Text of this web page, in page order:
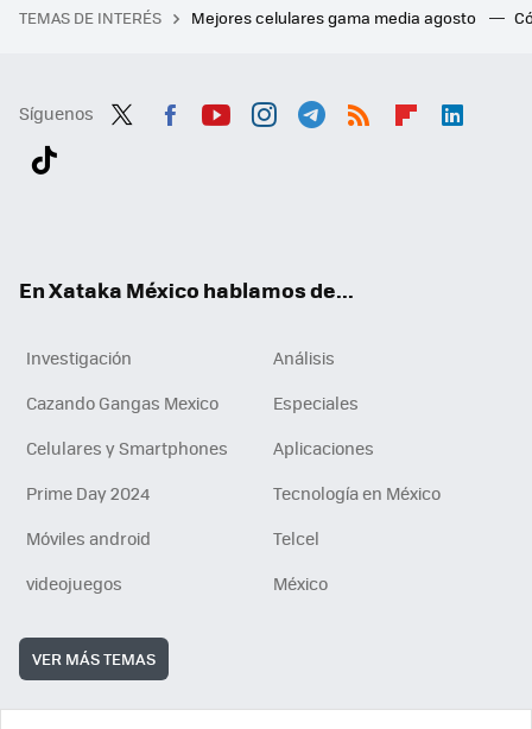
TEMAS DE INTERÉS Mejores celulares gama media agosto
Síguenos
En Xataka México hablamos de...
Investigación
Análisis
Cazando Gangas Mexico
Especiales
Celulares y Smartphones
Aplicaciones
Prime Day 2024
Tecnología en México
Móviles android
Telcel
videojuegos
México
VER MÁS TEMAS